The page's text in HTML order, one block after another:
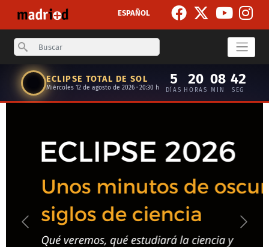
ESPAÑOL
Search
ECLIPSE TOTAL DE SOL
Miércoles 12 de agosto de 2026 · 20:30 h
5
DÍAS
20
HORAS
08
MIN
41
SEG
Anterior